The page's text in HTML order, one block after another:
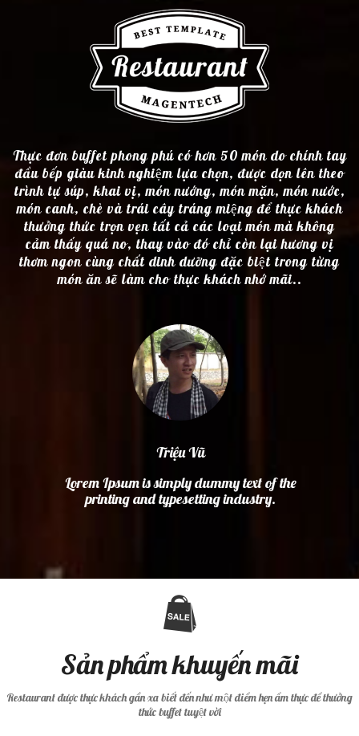
Thực đơn buffet phong phú có hơn 50 món do chính tay
đầu bếp giàu kinh nghiệm lựa chọn, được dọn lên theo
trình tự súp, khai vị, món nướng, món mặn, món nước,
món canh, chè và trái cây tráng miệng để thực khách
thưởng thức trọn vẹn tất cả các loại món mà không
cảm thấy quá no, thay vào đó chỉ còn lại hương vị
thơm ngon cùng chất dinh dưỡng đặc biệt trong từng
món ăn sẽ làm cho thực khách nhớ mãi..
Triệu Vũ
Lorem Ipsum is simply dummy text of the
printing and typesetting industry.
Sản phẩm khuyến mãi
Restaurant được thực khách gần xa biết đến như một điểm hẹn ẩm thực để thưởng
thức buffet tuyệt vời